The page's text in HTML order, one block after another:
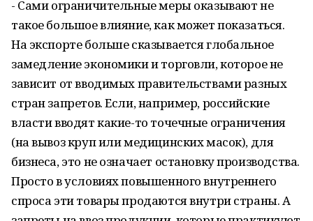
- Сами ограничительные меры оказывают не
такое большое влияние, как может показаться.
На экспорте больше сказывается глобальное
замедление экономики и торговли, которое не
зависит от вводимых правительствами разных
стран запретов. Если, например, российские
власти вводят какие-то точечные ограничения
(на вывоз круп или медицинских масок), для
бизнеса, это не означает остановку производства.
Просто в условиях повышенного внутреннего
спроса эти товары продаются внутри страны. А